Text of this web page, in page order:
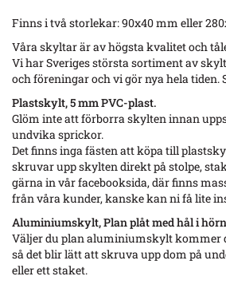
Finns i två storlekar: 90x40 mm eller
Våra skyltar är av högsta kvalitet och
Vi har Sveriges största sortiment av
och föreningar och vi gör nya hela tiden.
Plastskylt, 5 mm PVC-plast.
Glöm inte att förborra skylten innan
undvika sprickor.
Det finns inga fästen att köpa till
skruvar upp skylten direkt på stolpe,
gärna in vår facebooksida, där finns
från våra kunder, kanske kan ni få lite
Aluminiumskylt, Plan plåt med hål i
Väljer du plan aluminiumskylt kommer
så det blir lätt att skruva upp dom på
eller ett staket.